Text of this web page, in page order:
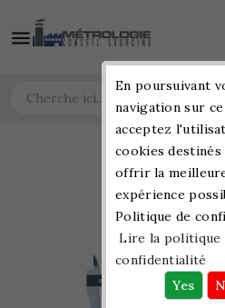

En poursuivant
navigation sur
acceptez
cookies destinés
offrir la
expérience
Politique de
Lire la politique
confidentialité